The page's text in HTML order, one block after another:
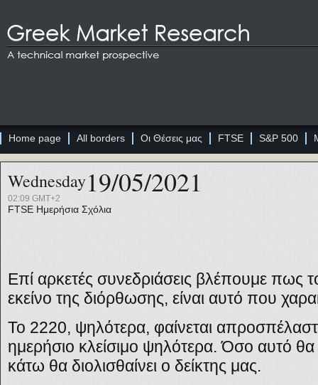
Home page All borders Οι Θέσεις μας FTSE S&P 500
Wednesday19/05/2021
02:09 GMT+2
FTSE Ημερήσια Σχόλια
Επί αρκετές συνεδριάσεις βλέπουμε πως
εκείνο της διόρθωσης, είναι αυτό που
Το 2220, ψηλότερα, φαίνεται
ημερήσιο κλείσιμο ψηλότερα. Όσο αυτό θα
κάτω θα διολισθαίνει ο δείκτης μας.